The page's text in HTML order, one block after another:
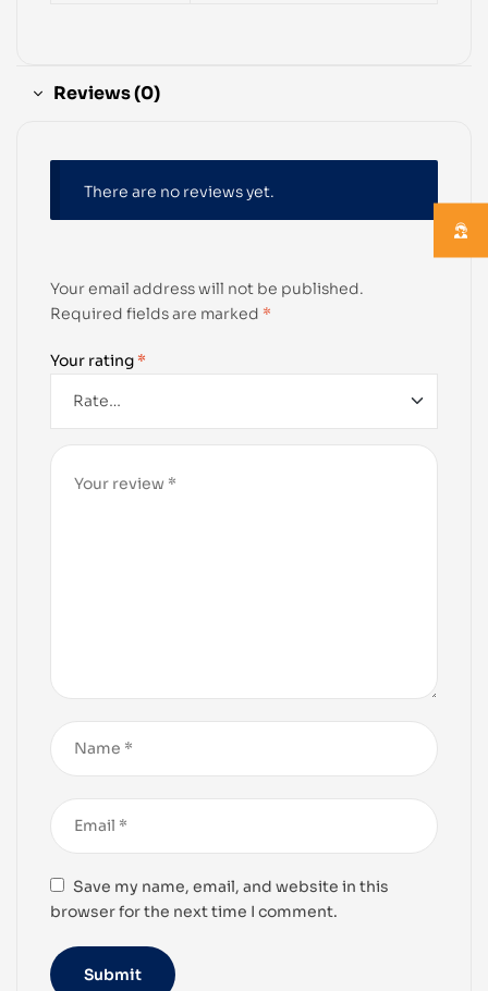
Reviews (0)
There are no reviews yet.
Your email address will not be published.
Required fields are marked *
Your rating *
Save my name, email, and website in this
browser for the next time I comment.